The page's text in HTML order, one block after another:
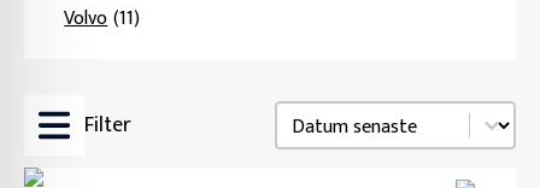
Volvo(11)
Filter Sortering
Sort content